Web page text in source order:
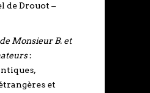
de Drouot –
Monsieur B. et
:
et